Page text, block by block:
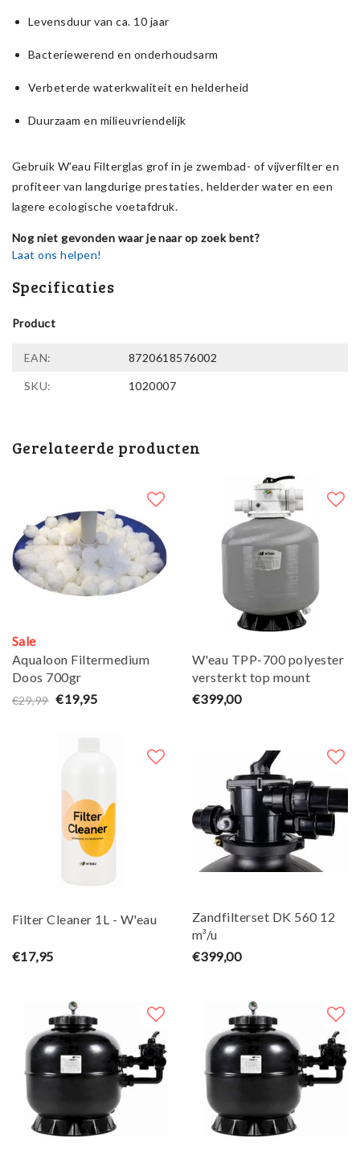
Levensduur van ca. 10 jaar
Bacteriewerend en onderhoudsarm
Verbeterde waterkwaliteit en helderheid
Duurzaam en milieuvriendelijk
Gebruik W’eau Filterglas grof in je zwembad- of vijverfilter en
profiteer van langdurige prestaties, helderder water en een
lagere ecologische voetafdruk.
Nog niet gevonden waar je naar op zoek bent?
Laat ons helpen!
Specificaties
Product
EAN: 8720618576002
SKU: 1020007
Gerelateerde producten
Sale
Aqualoon Filtermedium
Doos 700gr
€29,99 €19,95
W'eau TPP-700 polyester
versterkt top mount
zandfilter 20m³
€399,00
Filter Cleaner 1L - W'eau
€17,95
Zandfilterset DK 560 12
m³/u
€399,00